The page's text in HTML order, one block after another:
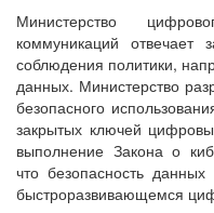
Министерство
коммуникаций
соблюдения политики,
данных. Министерство
безопасного
закрытых ключей
выполнение Закона о
что безопасность
быстроразвивающемся